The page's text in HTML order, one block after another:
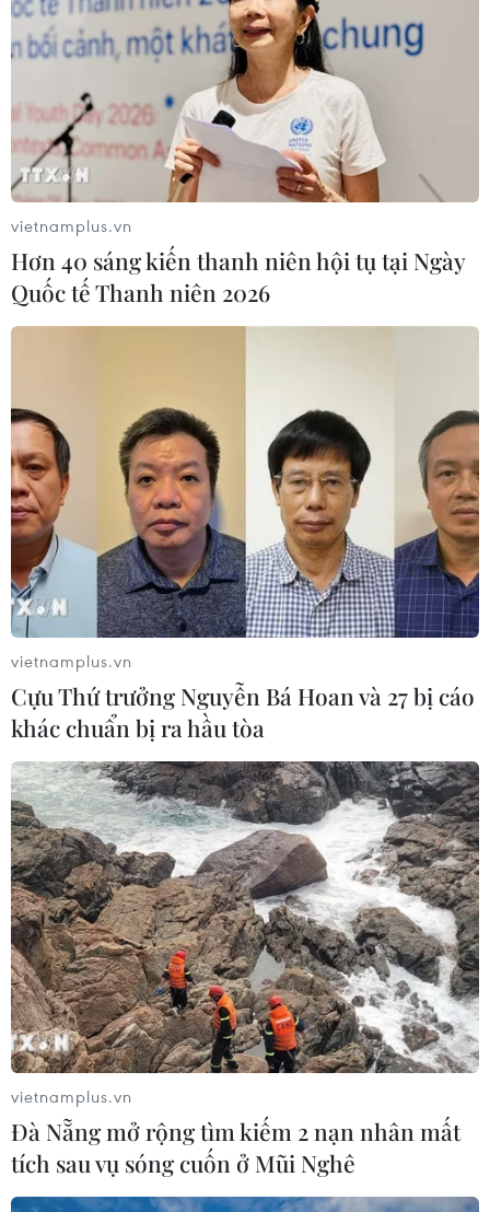
vietnamplus.vn
Hơn 40 sáng kiến thanh niên hội tụ tại Ngày
Quốc tế Thanh niên 2026
vietnamplus.vn
Cựu Thứ trưởng Nguyễn Bá Hoan và 27 bị cáo
khác chuẩn bị ra hầu tòa
vietnamplus.vn
Đà Nẵng mở rộng tìm kiếm 2 nạn nhân mất
tích sau vụ sóng cuốn ở Mũi Nghê